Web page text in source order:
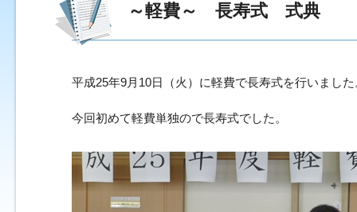
～軽費～ 長寿式 式典
平成25年9月10日（火）に軽費で長寿式を行いました
今回初めて軽費単独ので長寿式でした。